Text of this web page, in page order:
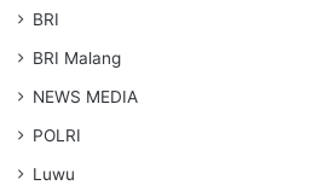
BRI
BRI Malang
NEWS MEDIA
POLRI
Luwu